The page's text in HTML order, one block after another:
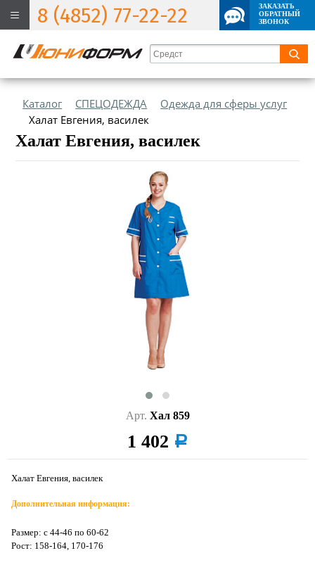
8 (4852) 77-22-22
ЗАКАЗАТЬ
ОБРАТНЫЙ
ЗВОНОК
Каталог СПЕЦОДЕЖДА
Одежда для сферы услуг
Халат Евгения, василек
Халат Евгения, василек
Арт. Хал 859
1 402 a
Халат Евгения, василек
Дополнительная информация:
Размер: с 44-46 по 60-62
Рост: 158-164, 170-176